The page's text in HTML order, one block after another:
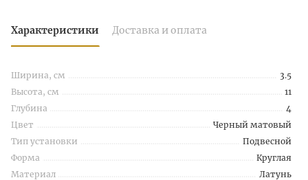
Характеристики Доставка и оплата
Ширина, см
3.5
Высота, см
11
Глубина
4
Цвет
Черный матовый
Тип установки
Подвесной
Форма
Круглая
Материал
Латунь